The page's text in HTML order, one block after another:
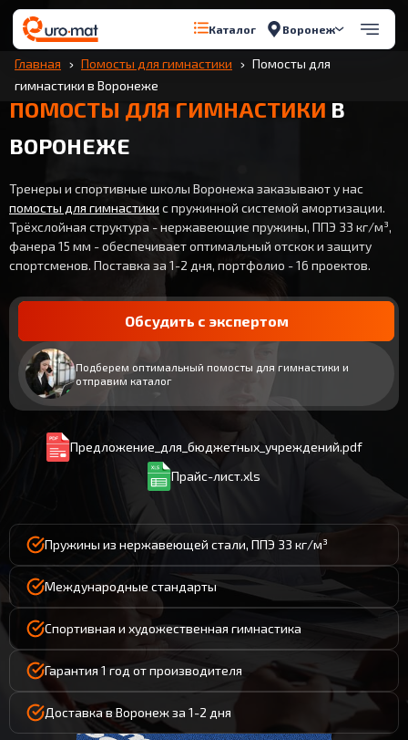
Каталог Воронеж
Главная Помосты для гимнастики
Помосты для
гимнастики в Воронеже
ПОМОСТЫ ДЛЯ ГИМНАСТИКИ В
ВОРОНЕЖЕ
Тренеры и спортивные школы Воронежа заказывают у нас
помосты для гимнастики с пружинной системой амортизации.
Трёхслойная структура - нержавеющие пружины, ППЭ 33 кг/м³,
фанера 15 мм - обеспечивает оптимальный отскок и защиту
спортсменов. Поставка за 1-2 дня, портфолио - 16 проектов.
Обсудить с экспертом
Подберем оптимальный помосты для гимнастики и
отправим каталог
Предложение_для_бюджетных_учреждений.pdf
Прайс-лист.xls
Пружины из нержавеющей стали, ППЭ 33 кг/м³
Международные стандарты
Спортивная и художественная гимнастика
Гарантия 1 год от производителя
Доставка в Воронеж за 1-2 дня